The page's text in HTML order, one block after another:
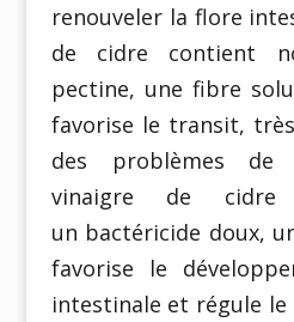
renouveler la flore
de cidre contient
pectine, une fibre
favorise le transit,
des problèmes de
vinaigre de cidre
un bactéricide doux,
favorise le
intestinale et régule